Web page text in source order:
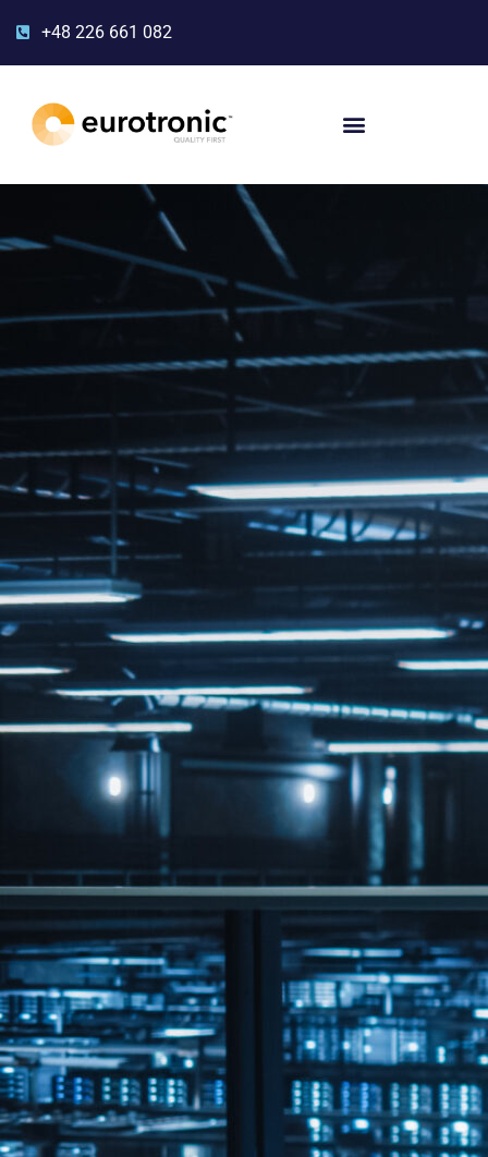
+48 226 661 082